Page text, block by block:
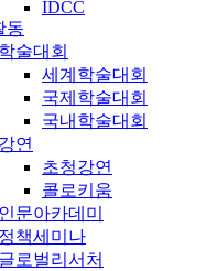
IDCC
동
학술대회
세계학술대회
국제학술대회
국내학술대회
강연
초청강연
콜로키움
인문아카데미
정책세미나
글로벌리서처